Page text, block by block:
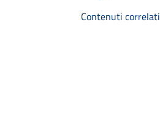
Contenuti correlati